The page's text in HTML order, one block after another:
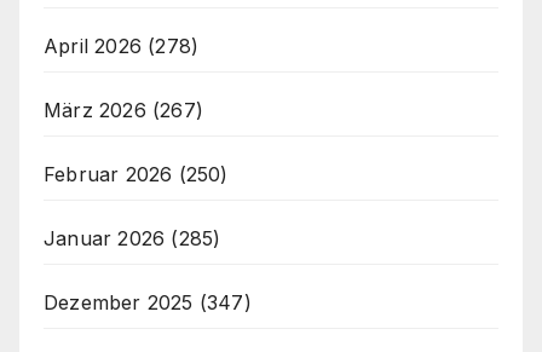
April 2026 (278)
März 2026 (267)
Februar 2026 (250)
Januar 2026 (285)
Dezember 2025 (347)